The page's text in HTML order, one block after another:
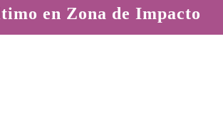
en Zona de Impacto